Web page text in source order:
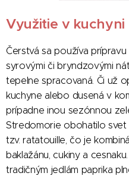
Využitie v kuchyni
Čerstvá sa používa
syrovými či bryndzovými
tepelne spracovaná. Či už
kuchyne alebo dusená v
prípadne inou sezónnou
Stredomorie obohatilo svet
tzv. ratatouille, čo je
baklažánu, cukiny a
tradičným jedlám paprika